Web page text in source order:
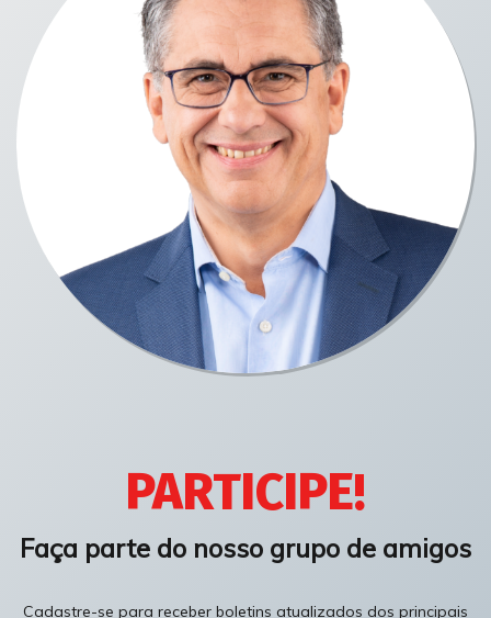
PARTICIPE!
Faça parte do nosso grupo de amigos
Cadastre-se para receber boletins atualizados dos principais